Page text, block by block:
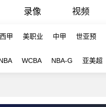
录像 视频
西甲 美职业 中甲 世亚预
WCBA NBA-G 亚美超